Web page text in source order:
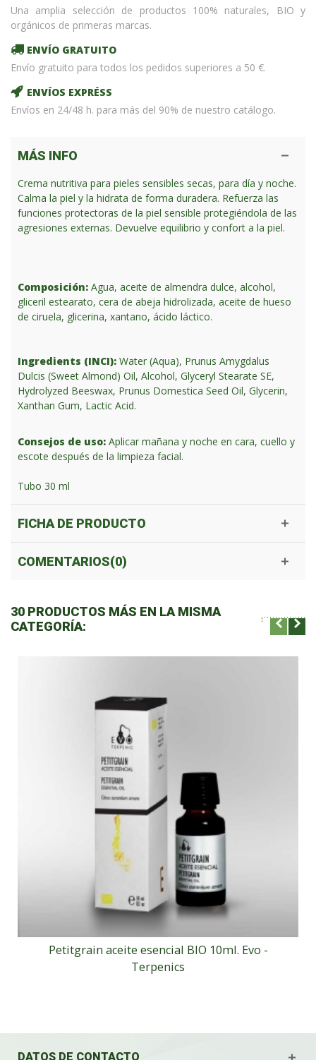
Una amplia selección de productos 100% naturales, BIO y
orgánicos de primeras marcas.
ENVÍO GRATUITO
Envío gratuito para todos los pedidos superiores a 50 €.
ENVÍOS EXPRÉSS
Envíos en 24/48 h. para más del 90% de nuestro catálogo.
MÁS INFO
Crema nutritiva para pieles sensibles secas, para día y noche.
Calma la piel y la hidrata de forma duradera. Refuerza las
funciones protectoras de la piel sensible protegiéndola de las
agresiones externas. Devuelve equilibrio y confort a la piel.
Composición: Agua, aceite de almendra dulce, alcohol,
gliceril estearato, cera de abeja hidrolizada, aceite de hueso
de ciruela, glicerina, xantano, ácido láctico.
Ingredients (INCI): Water (Aqua), Prunus Amygdalus
Dulcis (Sweet Almond) Oil, Alcohol, Glyceryl Stearate SE,
Hydrolyzed Beeswax, Prunus Domestica Seed Oil, Glycerin,
Xanthan Gum, Lactic Acid.
Consejos de uso: Aplicar mañana y noche en cara, cuello y
escote después de la limpieza facial.
Tubo 30 ml
FICHA DE PRODUCTO
COMENTARIOS(0)
30 PRODUCTOS MÁS EN LA MISMA
CATEGORÍA:
Petitgrain aceite esencial BIO 10ml. Evo -
Terpenics
DATOS DE CONTACTO